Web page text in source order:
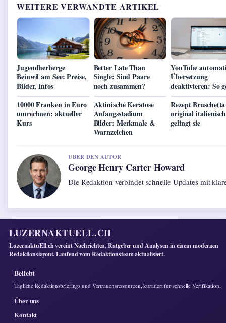
WEITERE VERWANDTE ARTIKEL
Jugendherberge
Beinwil am See: Preise,
Bilder, Infos
Better Late Than
Single: Sind Paare
noch zusammen?
YouTube
Übersetzung
deaktivieren: So
10000 Franken in Euro
umrechnen: aktueller
Kurs
Aktinische Keratose
Anfangsstadium
Bilder: Merkmale &
Warnzeichen
Rezept Bruschetta
original
gelingt sie
UBER DEN AUTOR
George Henry Carter Howard
Die Redaktion verbindet schnelle Updates mit
LUZERNAKTUELL.CH
LuzernaktuEll.ch vereint Nachrichten, Ratgeber und Analysen in einem modernen
Redaktionslayout. Laufend vom Redaktionsteam aktualisiert.
Beliebt
Tagliche Redaktionsbriefings und Vertrauensressourcen, kuratiert fur schnelle Verifikation.
Über uns
Kontakt